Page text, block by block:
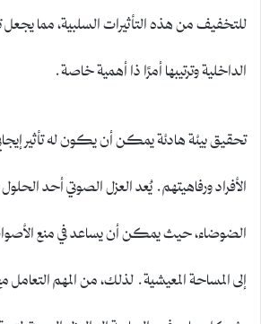
للتخفيف من هذه التأثيرات السلبية، مما
الداخلية وترتيبها أمرًا ذا أهمية خاصة.
تحقيق بيئة هادئة يمكن أن يكون له تأثير
الأفراد ورفاهيتهم. يُعد العزل الصوتي أحد
الضوضاء، حيث يمكن أن يساعد في منع
إلى المساحة المعيشية. لذلك، من المهم